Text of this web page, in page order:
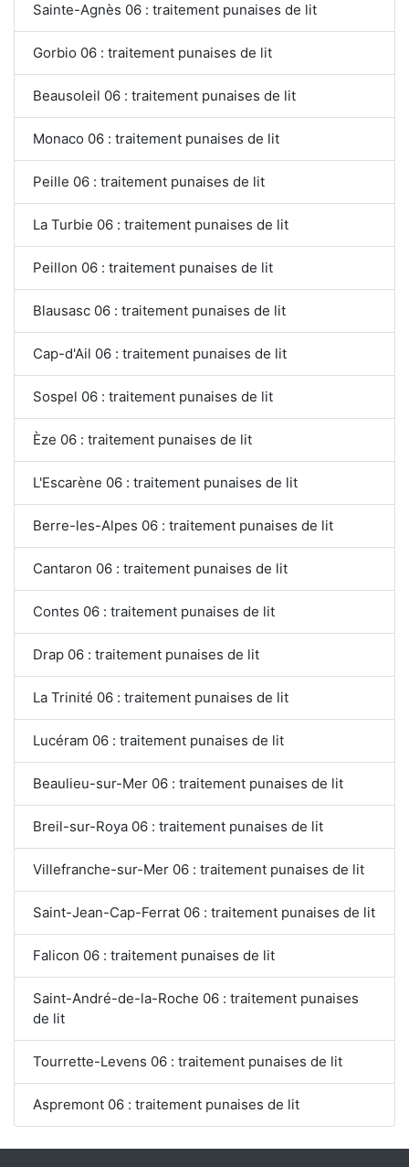
Sainte-Agnès 06 : traitement punaises de lit
Gorbio 06 : traitement punaises de lit
Beausoleil 06 : traitement punaises de lit
Monaco 06 : traitement punaises de lit
Peille 06 : traitement punaises de lit
La Turbie 06 : traitement punaises de lit
Peillon 06 : traitement punaises de lit
Blausasc 06 : traitement punaises de lit
Cap-d'Ail 06 : traitement punaises de lit
Sospel 06 : traitement punaises de lit
Èze 06 : traitement punaises de lit
L'Escarène 06 : traitement punaises de lit
Berre-les-Alpes 06 : traitement punaises de lit
Cantaron 06 : traitement punaises de lit
Contes 06 : traitement punaises de lit
Drap 06 : traitement punaises de lit
La Trinité 06 : traitement punaises de lit
Lucéram 06 : traitement punaises de lit
Beaulieu-sur-Mer 06 : traitement punaises de lit
Breil-sur-Roya 06 : traitement punaises de lit
Villefranche-sur-Mer 06 : traitement punaises de lit
Saint-Jean-Cap-Ferrat 06 : traitement punaises de lit
Falicon 06 : traitement punaises de lit
Saint-André-de-la-Roche 06 : traitement punaises
de lit
Tourrette-Levens 06 : traitement punaises de lit
Aspremont 06 : traitement punaises de lit